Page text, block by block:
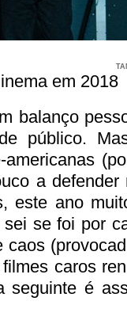
em 2018
balanço
público.
a
este ano
se foi por
caros
seguinte é